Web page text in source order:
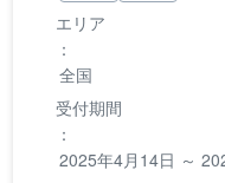
エリア
：
全国
受付期間
：
2025年4月14日 ～